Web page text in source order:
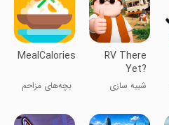
RV There
Yet?
شبیه سازی
MealCalories
بچه‌های مزاحم